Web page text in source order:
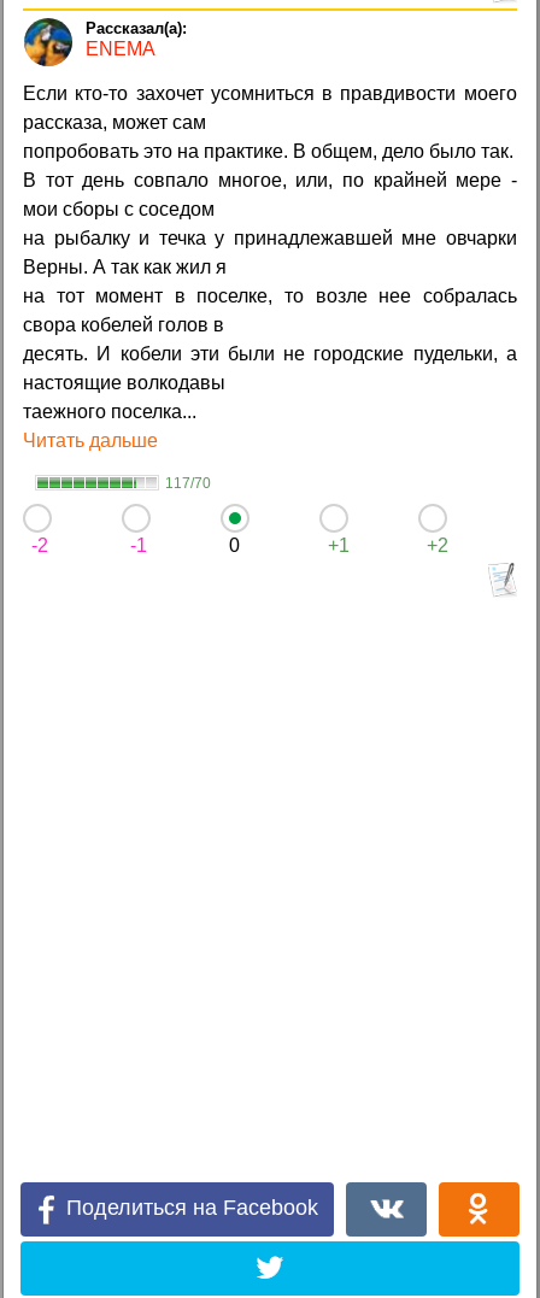
ENEMA
Если кто-то захочет усомниться в правдивости моего
рассказа, может сам
попробовать это на практике. В общем, дело было так.
В тот день совпало многое, или, по крайней мере -
мои сборы с соседом
на рыбалку и течка у принадлежавшей мне овчарки
Верны. А так как жил я
на тот момент в поселке, то возле нее собралась
свора кобелей голов в
десять. И кобели эти были не городские пудельки, а
настоящие волкодавы
таежного поселка...
Читать дальше
117/70
-2 -1 0 +1 +2
Поделиться на Facebook